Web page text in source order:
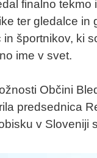
finalno
ter gledalce in
športnikov, ki
ime v svet.
Občini
predsednica
v Sloveniji